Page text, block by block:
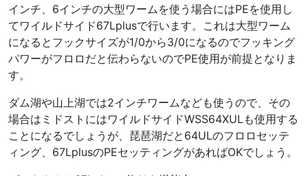
インチ、6インチの大型ワームを使う場合にはPEを使用し
てワイルドサイド67Lplusで行います。これは大型ワーム
になるとフックサイズが1/0から3/0になるのでフッキング
パワーがフロロだと伝わらないのでPE使用が前提となりま
す。
ダム湖や山上湖では2インチワームなども使うので、その
場合はミドストにはワイルドサイドWSS64XULも使用する
ことになるでしょうが、琵琶湖だと64ULのフロロセッテ
ィング、67LplusのPEセッティングがあればOKでしょう。